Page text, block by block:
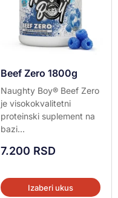
Beef Zero 1800g
Naughty Boy® Beef Zero
je visokokvalitetni
proteinski suplement na
bazi...
7.200 RSD
Izaberi ukus